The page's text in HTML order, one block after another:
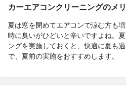
カーエアコンクリーニングのメ
夏は窓を閉めてエアコンで涼む方も
時に臭いがひどいと辛いですよね。
ングを実施しておくと、快適に夏も
で、夏前の実施をおすすめします。